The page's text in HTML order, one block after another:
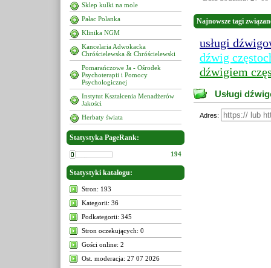
Sklep kulki na mole
Pałac Polanka
Klinika NGM
Kancelaria Adwokacka
Chróścielewska & Chróścielewski
Pomarańczowe Ja - Ośrodek
Psychoterapii i Pomocy
Psychologicznej
Instytut Kształcenia Menadżerów
Jakości
Herbaty świata
Statystyka PageRank:
194
Statystyki katalogu:
Stron: 193
Kategorii: 36
Podkategorii: 345
Stron oczekujących: 0
Gości online: 2
Ost. moderacja: 27 07 2026
Najnowsze tagi
usługi
dźwig
dźwigiem
Usługi
Adres: